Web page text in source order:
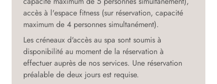
accès à l'espace fitness (sur réservation, capacité
maximum de 4 personnes simultanément).
Les créneaux d'accès au spa sont soumis à
disponibilité au moment de la réservation à
effectuer auprès de nos services. Une réservation
préalable de deux jours est requise.